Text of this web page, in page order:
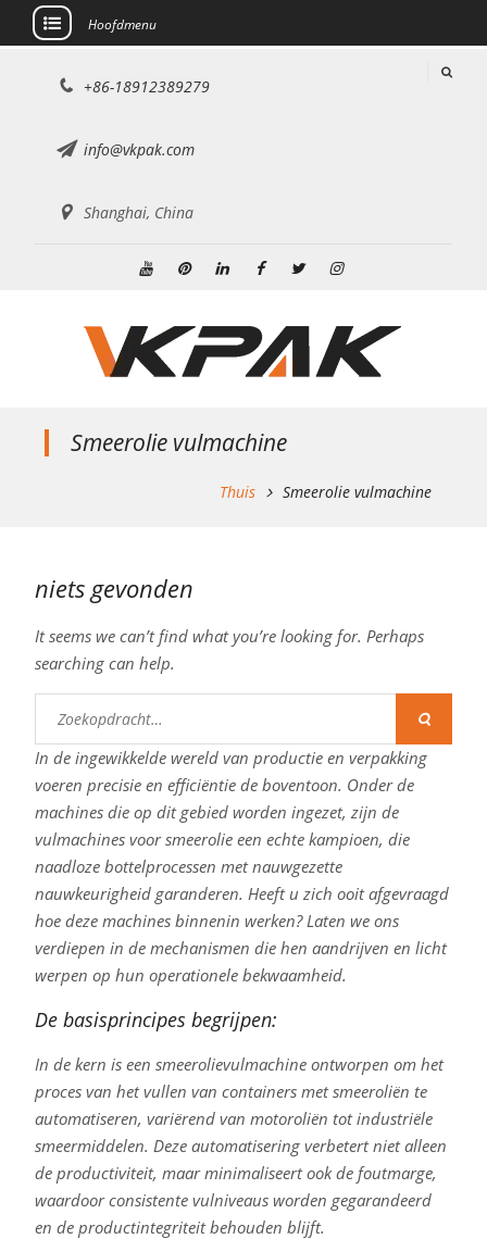
Hoofdmenu
+86-18912389279
info@vkpak.com
Shanghai, China
Smeerolie vulmachine
Thuis Smeerolie vulmachine
niets gevonden
It seems we can’t find what you’re looking for. Perhaps
searching can help.
naar:
In de ingewikkelde wereld van productie en verpakking
voeren precisie en efficiëntie de boventoon. Onder de
machines die op dit gebied worden ingezet, zijn de
vulmachines voor smeerolie een echte kampioen, die
naadloze bottelprocessen met nauwgezette
nauwkeurigheid garanderen. Heeft u zich ooit afgevraagd
hoe deze machines binnenin werken? Laten we ons
verdiepen in de mechanismen die hen aandrijven en licht
werpen op hun operationele bekwaamheid.
De basisprincipes begrijpen:
In de kern is een smeerolievulmachine ontworpen om het
proces van het vullen van containers met smeeroliën te
automatiseren, variërend van motoroliën tot industriële
smeermiddelen. Deze automatisering verbetert niet alleen
de productiviteit, maar minimaliseert ook de foutmarge,
waardoor consistente vulniveaus worden gegarandeerd
en de productintegriteit behouden blijft.